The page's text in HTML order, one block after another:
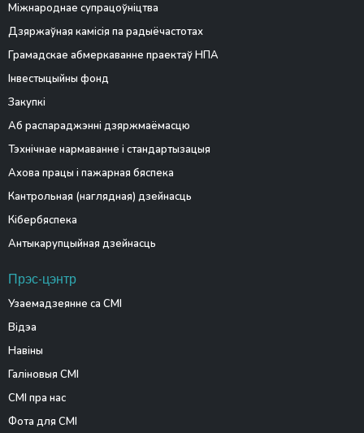
Міжнароднае супрацоўніцтва
Дзяржаўная камісія па радыёчастотах
Грамадскае абмеркаванне праектаў НПА
Інвестыцыйны фонд
Закупкі
Аб распараджэнні дзяржмаёмасцю
Тэхнічнае нармаванне і стандартызацыя
Ахова працы і пажарная бяспека
Кантрольная (наглядная) дзейнасць
Кібербяспека
Антыкарупцыйная дзейнасць
Прэс-цэнтр
Узаемадзеянне са СМІ
Відэа
Навіны
Галіновыя СМІ
СМІ пра нас
Фота для СМІ